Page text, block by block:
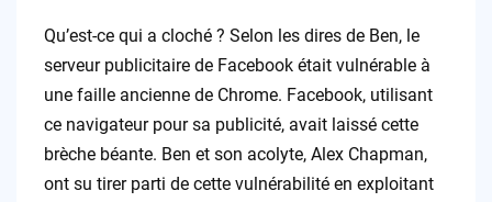
Qu’est-ce qui a cloché ? Selon les dires de Ben, le
serveur publicitaire de Facebook était vulnérable à
une faille ancienne de Chrome. Facebook, utilisant
ce navigateur pour sa publicité, avait laissé cette
brèche béante. Ben et son acolyte, Alex Chapman,
ont su tirer parti de cette vulnérabilité en exploitant